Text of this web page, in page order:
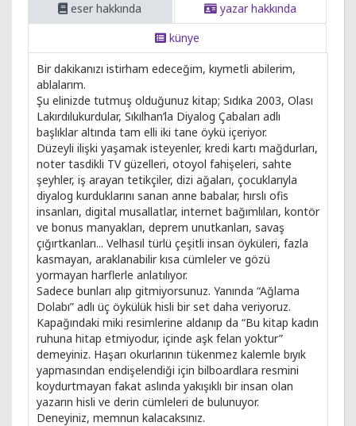
eser hakkında
yazar hakkında
künye
Bir dakikanızı istirham edeceğim, kıymetli abilerim,
ablalarım.
Şu elinizde tutmuş olduğunuz kitap; Sıdıka 2003, Olası
Lakırdılukurdular, Sıkılhan’la Diyalog Çabaları adlı
başlıklar altında tam elli iki tane öykü içeriyor.
Düzeyli ilişki yaşamak isteyenler, kredi kartı mağdurları,
noter tasdikli TV güzelleri, otoyol fahişeleri, sahte
şeyhler, iş arayan tetikçiler, dizi ağaları, çocuklarıyla
diyalog kurduklarını sanan anne babalar, hırslı ofis
insanları, digital musallatlar, internet bağımlıları, kontör
ve bonus manyakları, deprem unutkanları, savaş
çığırtkanları... Velhasıl türlü çeşitli insan öyküleri, fazla
kasmayan, araklanabilir kısa cümleler ve gözü
yormayan harflerle anlatılıyor.
Sadece bunları alıp gitmiyorsunuz. Yanında “Ağlama
Dolabı” adlı üç öykülük hisli bir set daha veriyoruz.
Kapağındaki miki resimlerine aldanıp da “Bu kitap kadın
ruhuna hitap etmiyodur, içinde aşk felan yoktur”
demeyiniz. Haşarı okurlarının tükenmez kalemle bıyık
yapmasından endişelendiği için bilboardlara resmini
koydurtmayan fakat aslında yakışıklı bir insan olan
yazarın hisli ve derin cümleleri de bulunuyor.
Deneyiniz, memnun kalacaksınız.